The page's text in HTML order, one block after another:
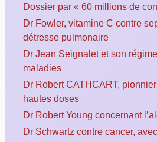
Dossier par « 60 millions de
Dr Fowler, vitamine C contre
détresse pulmonaire
Dr Jean Seignalet et son
maladies
Dr Robert CATHCART,
hautes doses
Dr Robert Young concernant
Dr Schwartz contre cancer,